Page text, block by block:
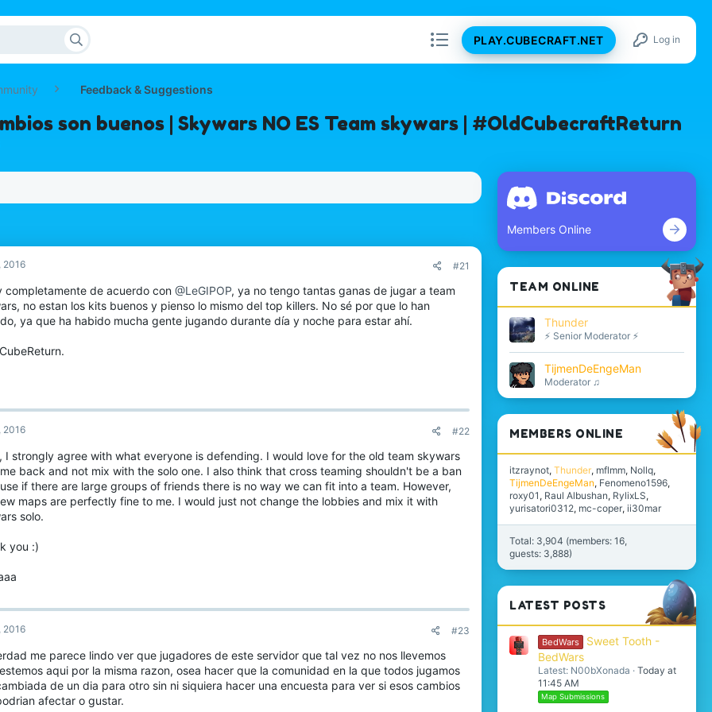
PLAY.CUBECRAFT.NET Log in
Feedback & Suggestions
son buenos | Skywars NO ES Team skywars | #OldCubecraftReturn
2016 #21
completamente de acuerdo con @LeGIPOP, ya no tengo tantas ganas de jugar a team
no estan los kits buenos y pienso lo mismo del top killers. No sé por que lo han
ya que ha habido mucha gente jugando durante día y noche para estar ahí.
2016 #22
I strongly agree with what everyone is defending. I would love for the old team skywars
back and not mix with the solo one. I also think that cross teaming shouldn't be a ban
if there are large groups of friends there is no way we can fit into a team. However,
maps are perfectly fine to me. I would just not change the lobbies and mix it with
solo.
you :)
2016 #23
me parece lindo ver que jugadores de este servidor que tal vez no nos llevemos
aqui por la misma razon, osea hacer que la comunidad en la que todos jugamos
de un dia para otro sin ni siquiera hacer una encuesta para ver si esos cambios
afectar o gustar.
Members Online
TEAM ONLINE
Thunder
⚡ Senior Moderator ⚡
TijmenDeEngeMan
Moderator ♫
MEMBERS ONLINE
itzraynot Thunder mflmm Nollq
TijmenDeEngeMan Fenomeno1596
roxy01 Raul Albushan RylixLS
yurisatori0312 mc-coper ii30mar
Total: 3,904 (members: 16,
guests: 3,888)
LATEST POSTS
BedWars
Sweet Tooth -
BedWars
Latest: N00bXonada
Today at
11:45 AM
Map Submissions